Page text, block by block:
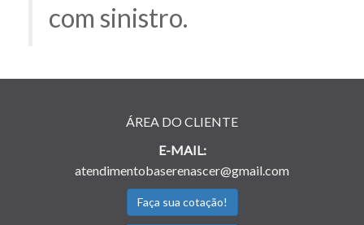
com sinistro.
ÁREA DO CLIENTE
E-MAIL:
atendimentobaserenascer@gmail.com
Faça sua cotação!